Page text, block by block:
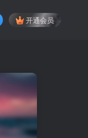
开通会员